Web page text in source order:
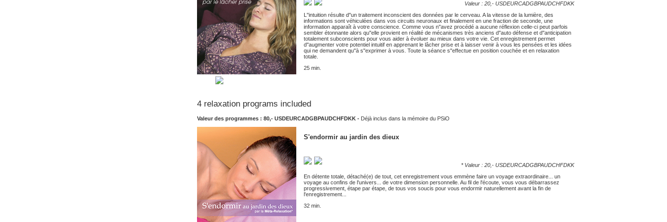
Valeur : 20,- USDEURCADGBPAUDCHFDKK
L''intuition résulte d''un traitement inconscient des données par le cerveau. A la vitesse de la lumière, des
informations sont véhiculées dans vos circuits neuronaux et finalement en une fraction de seconde, une
information apparaît à votre conscience. Comme vous n''avez procédé a aucune réflexion celle-ci peut parfois
sembler étonnante alors qu''elle provient en réalité de mécanismes très anciens d''auto défense et d''anticipation
totalement subconscients pour vous aider à évoluer au mieux dans votre vie. Cet enregistrement permet
d''augmenter votre potentiel intuitif en apprenant le lâcher prise et à laisser venir à vous les pensées et les idées
qui ne demandent qu''à s''exprimer à vous. Toute la séance s''effectue en position couchée et en relaxation
totale.
25 min.
4 relaxation programs included
Valeur des programmes : 80,- USDEURCADGBPAUDCHFDKK - Déjà inclus dans la mémoire du PSiO
S'endormir au jardin des dieux
* Valeur : 20,- USDEURCADGBPAUDCHFDKK
En détente totale, détaché(e) de tout, cet enregistrement vous emmène faire un voyage extraordinaire... un
voyage au confins de l'univers... de votre dimension personnelle. Au fil de l'écoute, vous vous débarrassez
progressivement, étape par étape, de tous vos soucis pour vous endormir naturellement avant la fin de
l'enregistrement...
32 min.